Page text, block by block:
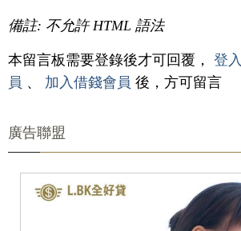
備註: 不允許 HTML 語法
本留言板需要登錄後才可回覆， 登入
員 、 加入借錢會員 後，方可留言
廣告聯盟